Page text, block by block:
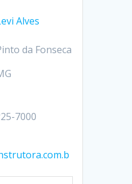
Alves
da Fonseca
7000